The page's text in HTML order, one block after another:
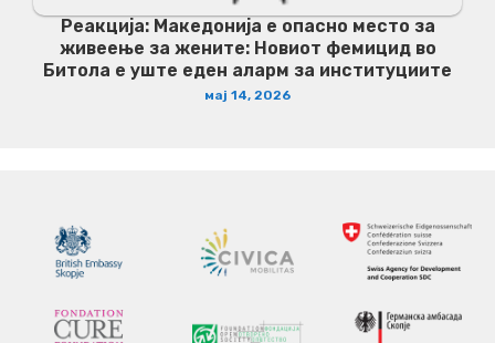
Реакција: Македонија е опасно место за
живеење за жените: Новиот фемицид во
Битола е уште еден аларм за институциите
мај 14, 2026